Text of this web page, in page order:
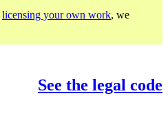
licensing your own work, we
See the legal code